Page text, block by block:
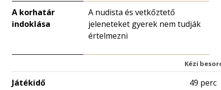
A korhatár
indoklása
A nudista és vetkőztető
jeleneteket gyerek nem tudják
értelmezni
Kézi
Játékidő 49 perc